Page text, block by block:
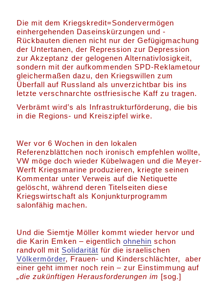
Die mit dem Kriegskredit=Sondervermögen
einhergehenden Daseinskürzungen und -
Rückbauten dienen nicht nur der Gefügigmachung
der Untertanen, der Repression zur Depression
zur Akzeptanz der gelogenen Alternativlosigkeit,
sondern mit der aufkommenden SPD-Reklametour
gleichermaßen dazu, den Kriegswillen zum
Überfall auf Russland als unverzichtbar bis ins
letzte verschnarchte ostfriesische Kaff zu tragen.
Verbrämt wird’s als Infrastrukturförderung, die bis
in die Regions- und Kreiszipfel wirke.
Wer vor 6 Wochen in den lokalen
Referenzblättchen noch ironisch empfehlen wollte,
VW möge doch wieder Kübelwagen und die Meyer-
Werft Kriegsmarine produzieren, kriegte seinen
Kommentar unter Verweis auf die Netiquette
gelöscht, während deren Titelseiten diese
Kriegswirtschaft als Konjunkturprogramm
salonfähig machen.
Und die Siemtje Möller kommt wieder hervor und
die Karin Emken – eigentlichohnehin schon
randvoll mit Solidarität für die israelischen
Völkermörder, Frauen- und Kinderschlächter, aber
einer geht immer noch rein – zur Einstimmung auf
„die zukünftigen Herausforderungen im [sog.]